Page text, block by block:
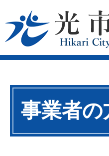
事業者の